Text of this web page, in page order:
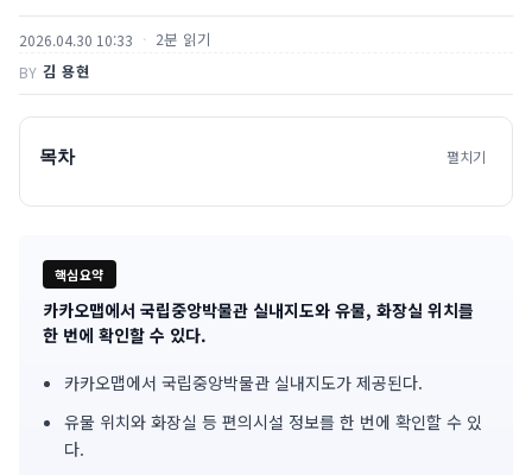
2026.04.30 10:33 2분 읽기
BY 김 용현
목차 펼치기
핵심요약
기
카카오맵에서 국립중앙박물관 실내지도와 유물, 화장실 위치를
한 번에 확인할 수 있다.
카카오맵에서 국립중앙박물관 실내지도가 제공된다.
유물 위치와 화장실 등 편의시설 정보를 한 번에 확인할 수 있
다.